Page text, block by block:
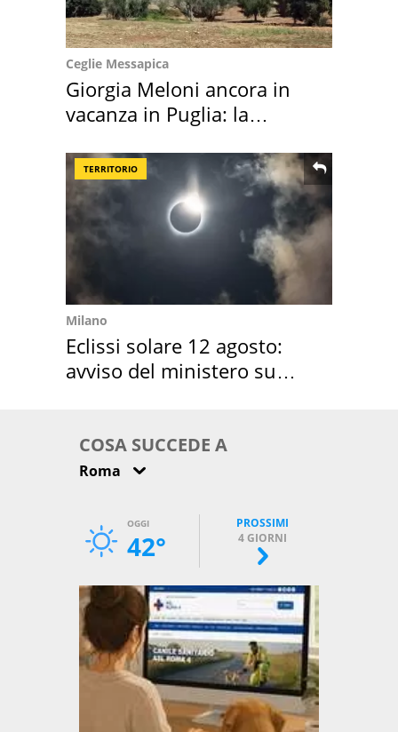
Ceglie Messapica
Giorgia Meloni ancora in
vacanza in Puglia: la
TERRITORIO
Milano
Eclissi solare 12 agosto:
avviso del ministero su